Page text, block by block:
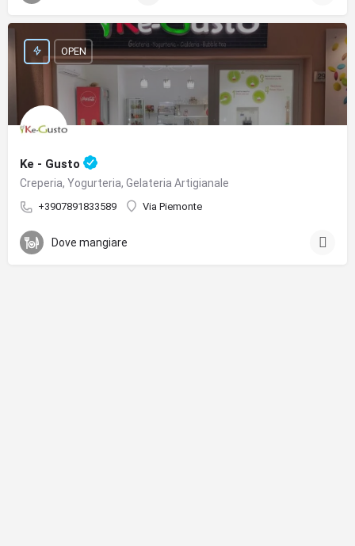
Ke - Gusto
Creperia, Yogurteria, Gelateria Artigianale
+3907891833589 Via Piemonte
OPEN
Dove mangiare